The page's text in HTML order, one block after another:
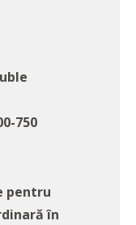
750
pentru
în